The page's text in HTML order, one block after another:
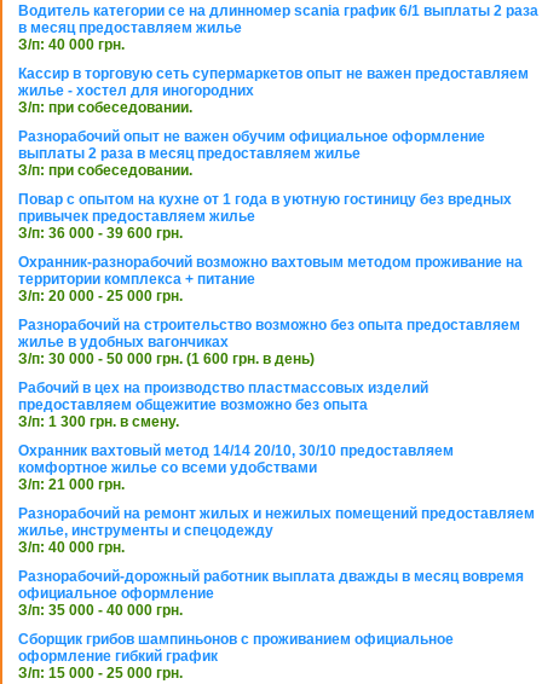
Водитель категории се на длинномер scania график 6/1 выплаты 2 раза
в месяц предоставляем жилье
З/п: 40 000 грн.
Кассир в торговую сеть супермаркетов опыт не важен предоставляем
жилье - хостел для иногородних
З/п: при собеседовании.
Разнорабочий опыт не важен обучим официальное оформление
выплаты 2 раза в месяц предоставляем жилье
З/п: при собеседовании.
Повар с опытом на кухне от 1 года в уютную гостиницу без вредных
привычек предоставляем жилье
З/п: 36 000 - 39 600 грн.
Охранник-разнорабочий возможно вахтовым методом проживание на
территории комплекса + питание
З/п: 20 000 - 25 000 грн.
Разнорабочий на строительство возможно без опыта предоставляем
жилье в удобных вагончиках
З/п: 30 000 - 50 000 грн. (1 600 грн. в день)
Рабочий в цех на производство пластмассовых изделий
предоставляем общежитие возможно без опыта
З/п: 1 300 грн. в смену.
Охранник вахтовый метод 14/14 20/10, 30/10 предоставляем
комфортное жилье со всеми удобствами
З/п: 21 000 грн.
Разнорабочий на ремонт жилых и нежилых помещений предоставляем
жилье, инструменты и спецодежду
З/п: 40 000 грн.
Разнорабочий-дорожный работник выплата дважды в месяц вовремя
официальное оформление
З/п: 35 000 - 40 000 грн.
Сборщик грибов шампиньонов с проживанием официальное
оформление гибкий график
З/п: 15 000 - 25 000 грн.